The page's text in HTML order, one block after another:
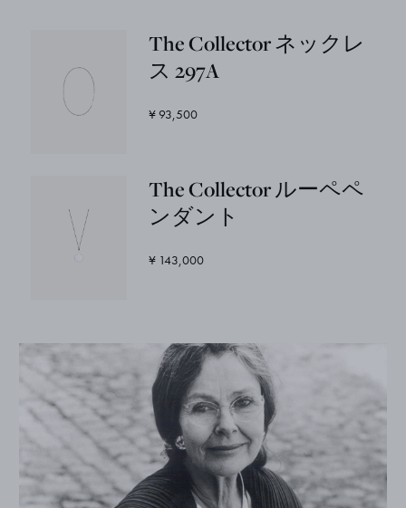
The Collector ネックレ
ス 297A
¥ 93,500
The Collector ルーペペ
ンダント
¥ 143,000